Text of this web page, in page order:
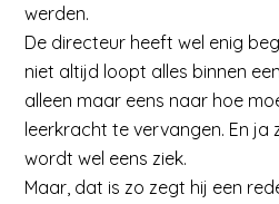
werden.
De directeur heeft wel enig
niet altijd loopt alles binnen
alleen maar eens naar hoe
leerkracht te vervangen. En ja
wordt wel eens ziek.
Maar, dat is zo zegt hij een